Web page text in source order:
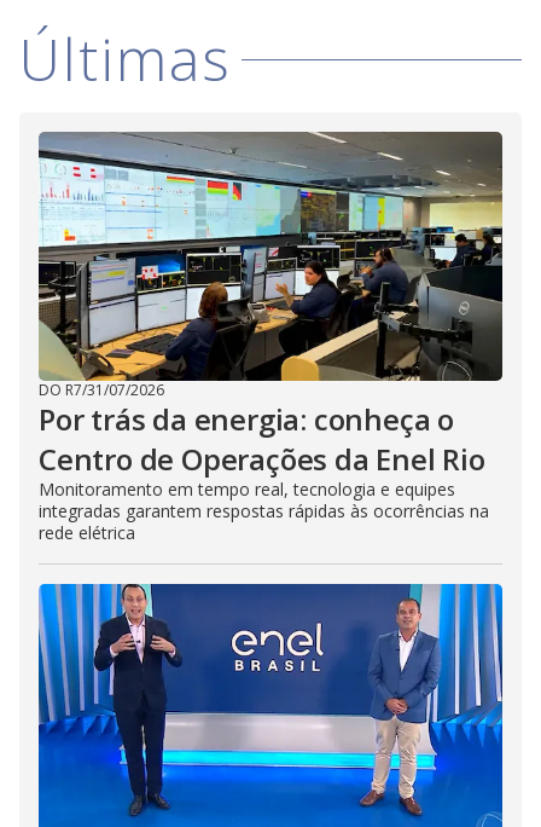
i
d
e
o
Últimas
DO R7/31/07/2026
Por trás da energia: conheça o
Centro de Operações da Enel Rio
Monitoramento em tempo real, tecnologia e equipes
integradas garantem respostas rápidas às ocorrências na
rede elétrica